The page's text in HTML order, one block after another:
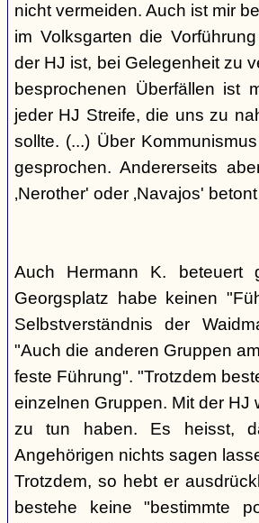
nicht vermeiden. Auch ist mir
im Volksgarten die
der HJ ist, bei Gelegenheit zu
besprochenen Überfällen ist
jeder HJ Streife, die uns zu
sollte. (...) Über
gesprochen. Andererseits
‚Nerother' oder ‚Navajos'
Auch Hermann K. beteuert
Georgsplatz habe keinen
Selbstverständnis der
"Auch die anderen Gruppen
feste Führung". "Trotzdem
einzelnen Gruppen. Mit der
zu tun haben. Es heisst,
Angehörigen nichts sagen
Trotzdem, so hebt er
bestehe keine "bestimmte